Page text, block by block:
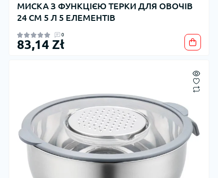
МИСКА З ФУНКЦІЄЮ ТЕРКИ ДЛЯ ОВОЧІВ
24 СМ 5 Л 5 ЕЛЕМЕНТІВ
0
83,14 Zł